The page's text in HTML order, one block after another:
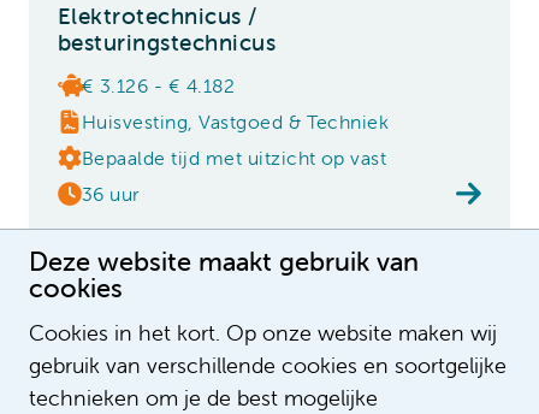
Deze website maakt gebruik van
cookies
Cookies in het kort. Op onze website maken wij
gebruik van verschillende cookies en soortgelijke
technieken om je de best mogelijke
Elektrotechnicus /
besturingstechnicus
€ 3.126 - € 4.182
Huisvesting, Vastgoed & Techniek
Bepaalde tijd met uitzicht op vast
36 uur
€ 2.771 - € 3.807
Huisvesting, Vastgoed & Techniek